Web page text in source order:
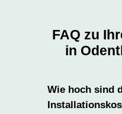
FAQ zu
in
Wie hoch sind